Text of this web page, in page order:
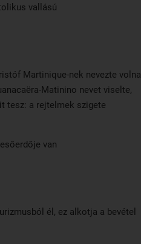
vallású
Martinique-nek nevezte volna
Matinino nevet viselte,
tesz: a rejtelmek szigete
van
él, ez alkotja a bevétel